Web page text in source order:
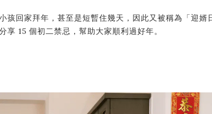
回家拜年，甚至是短暫住幾天，因此又被稱為「迎婿
15 個初二禁忌，幫助大家順利過好年。